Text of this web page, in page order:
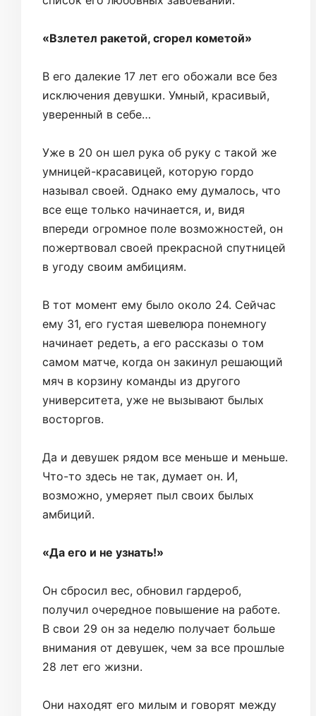
«Взлетел ракетой, сгорел кометой»
В его далекие 17 лет его обожали все без
исключения девушки. Умный, красивый,
уверенный в себе…
Уже в 20 он шел рука об руку с такой же
умницей-красавицей, которую гордо
называл своей. Однако ему думалось, что
все еще только начинается, и, видя
впереди огромное поле возможностей, он
пожертвовал своей прекрасной спутницей
в угоду своим амбициям.
В тот момент ему было около 24. Сейчас
ему 31, его густая шевелюра понемногу
начинает редеть, а его рассказы о том
самом матче, когда он закинул решающий
мяч в корзину команды из другого
университета, уже не вызывают былых
восторгов.
Да и девушек рядом все меньше и меньше.
Что-то здесь не так, думает он. И,
возможно, умеряет пыл своих былых
амбиций.
«Да его и не узнать!»
Он сбросил вес, обновил гардероб,
получил очередное повышение на работе.
В свои 29 он за неделю получает больше
внимания от девушек, чем за все прошлые
28 лет его жизни.
Они находят его милым и говорят между